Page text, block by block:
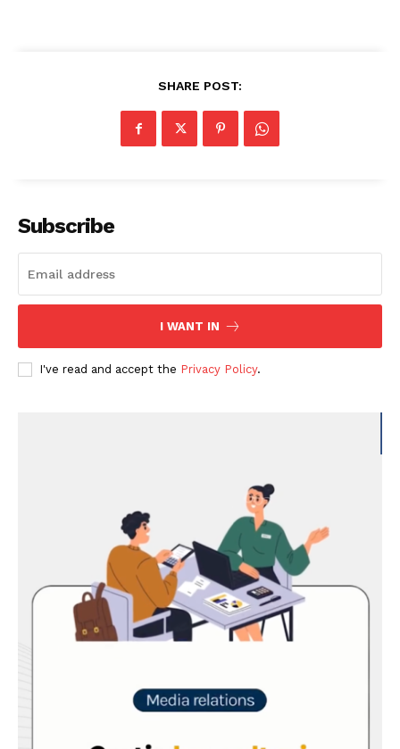
SHARE POST:
Subscribe
I WANT IN
I've read and accept the Privacy Policy.